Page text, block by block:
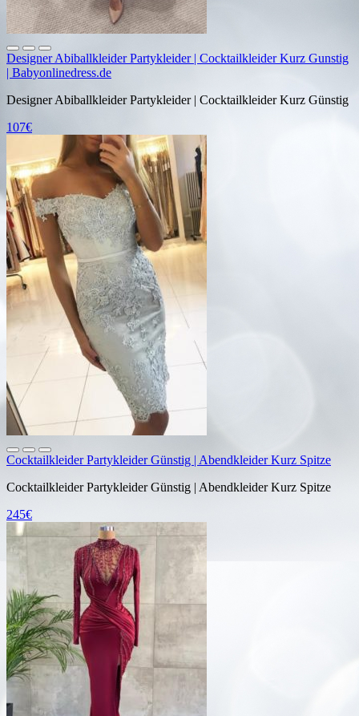
Designer Abiballkleider Partykleider | Cocktailkleider Kurz Gunstig
| Babyonlinedress.de
Designer Abiballkleider Partykleider | Cocktailkleider Kurz Günstig
107€
Cocktailkleider Partykleider Günstig | Abendkleider Kurz Spitze
Cocktailkleider Partykleider Günstig | Abendkleider Kurz Spitze
245€